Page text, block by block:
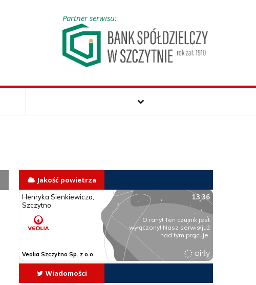
Partner serwisu:
Jakość powietrza
Wiadomości